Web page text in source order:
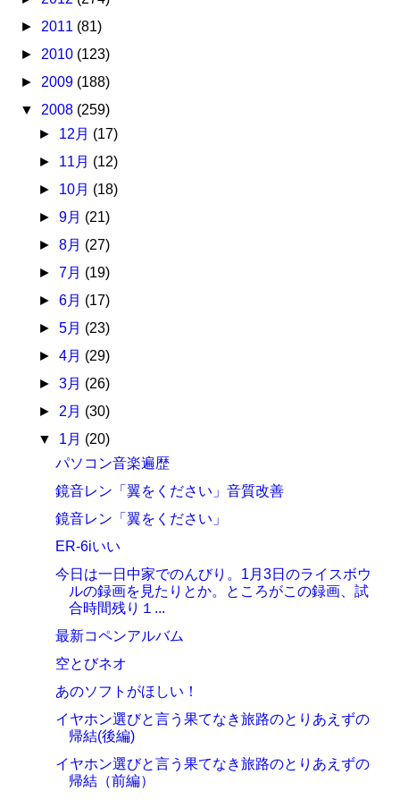
► 2011 (81)
► 2010 (123)
► 2009 (188)
▼ 2008 (259)
► 12月 (17)
► 11月 (12)
► 10月 (18)
► 9月 (21)
► 8月 (27)
► 7月 (19)
► 6月 (17)
► 5月 (23)
► 4月 (29)
► 3月 (26)
► 2月 (30)
▼ 1月 (20)
パソコン音楽遍歴
鏡音レン「翼をください」音質改善
鏡音レン「翼をください」
ER-6iいい
今日は一日中家でのんびり。1月3日のライスボウ
ルの録画を見たりとか。ところがこの録画、試
合時間残り１...
最新コペンアルバム
空とびネオ
あのソフトがほしい！
イヤホン選びと言う果てなき旅路のとりあえずの
帰結(後編)
イヤホン選びと言う果てなき旅路のとりあえずの
帰結（前編）